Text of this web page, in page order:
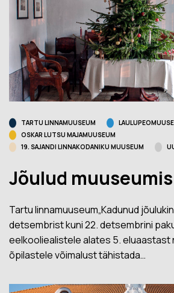
TARTU LINNAMUUSEUM
OSKAR LUTSU MAJAMUUSEUM
19. SAJANDI LINNAKODANIKU MUUSEUM
Jõulud muuseumis
Tartu linnamuuseum„Kadunud
detsembrist kuni 22. detsembrini
eelkooliealistele alates 5. eluaastast
õpilastele võimalust tähistada…